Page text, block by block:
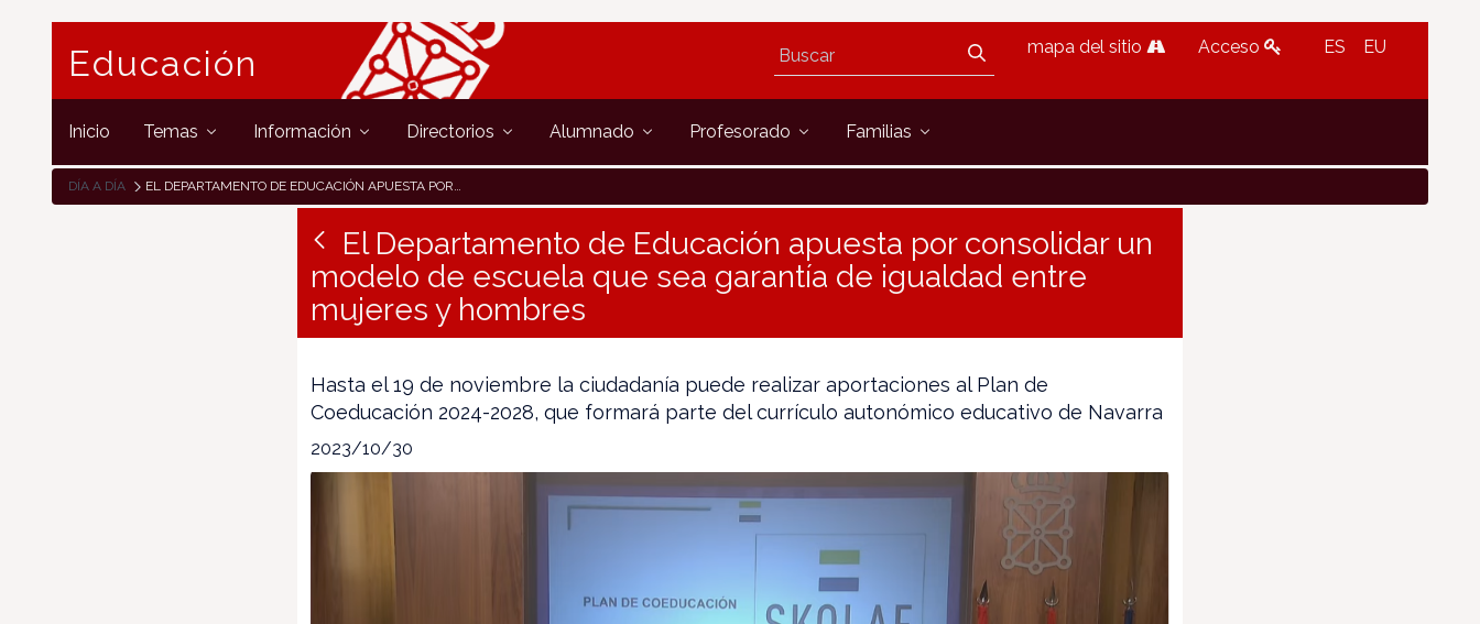
Educación mapa del sitio Acceso ES EU
Inicio Temas Información Directorios Alumnado Profesorado Familias
DÍA A DÍA EL DEPARTAMENTO DE EDUCACIÓN APUESTA POR CONSOLIDAR UN MODELO DE ESCUELA QUE SEA GARANTÍA DE IGUALDAD ENTRE MUJERES Y HOMBRES
El Departamento de Educación apuesta por consolidar un
modelo de escuela que sea garantía de igualdad entre
mujeres y hombres
Hasta el 19 de noviembre la ciudadanía puede realizar aportaciones al Plan de
Coeducación 2024-2028, que formará parte del currículo autonómico educativo de Navarra
2023/10/30